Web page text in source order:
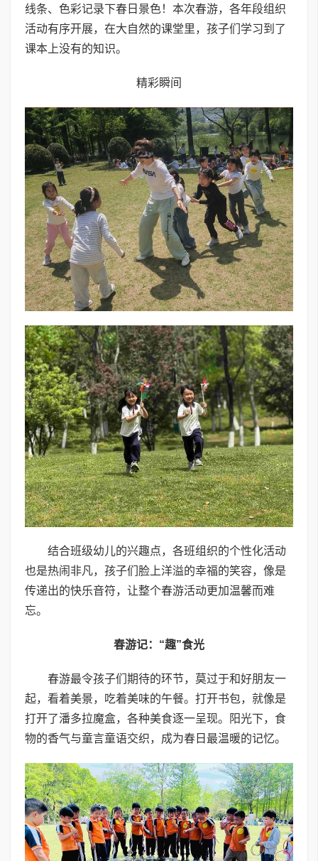
线条、色彩记录下春日景色！本次春游，各年段组织
活动有序开展，在大自然的课堂里，孩子们学习到了
课本上没有的知识。
精彩瞬间
结合班级幼儿的兴趣点，各班组织的个性化活动
也是热闹非凡，孩子们脸上洋溢的幸福的笑容，像是
传递出的快乐音符，让整个春游活动更加温馨而难
忘。
春游记：“趣”食光
春游最令孩子们期待的环节，莫过于和好朋友一
起，看着美景，吃着美味的午餐。打开书包，就像是
打开了潘多拉魔盒，各种美食逐一呈现。阳光下，食
物的香气与童言童语交织，成为春日最温暖的记忆。